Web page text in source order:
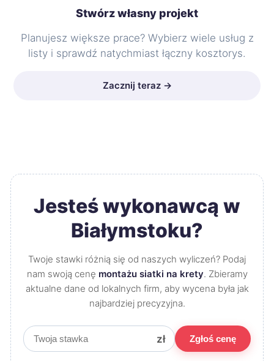
Stwórz własny projekt
Planujesz większe prace? Wybierz wiele usług z
listy i sprawdź natychmiast łączny kosztorys.
Zacznij teraz →
Jesteś wykonawcą w
Białymstoku?
Twoje stawki różnią się od naszych wyliczeń? Podaj
nam swoją cenę montażu siatki na krety. Zbieramy
aktualne dane od lokalnych firm, aby wycena była jak
najbardziej precyzyjna.
zł Zgłoś cenę